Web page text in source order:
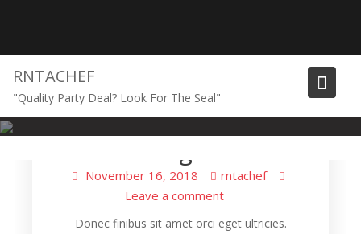
RNTACHEF
"Quality Party Deal? Look For The Seal"
Cooking
November 16, 2018
rntachef
Leave a comment
Donec finibus sit amet orci eget ultricies.